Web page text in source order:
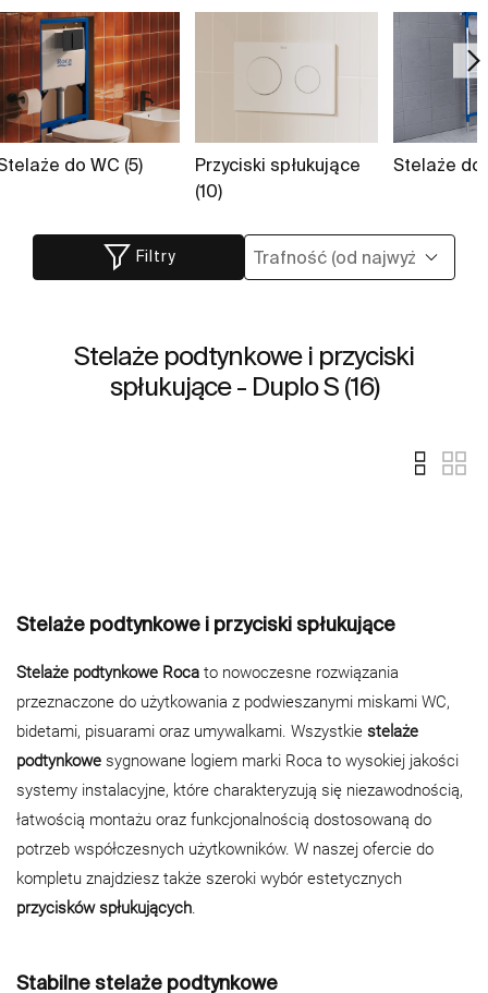
do WC (5)
Przyciski spłukujące
(10)
Stelaże do
Filtry
Stelaże podtynkowe i przyciski
spłukujące - Duplo S (16)
Stelaże podtynkowe i przyciski spłukujące
Stelaże podtynkowe Roca to nowoczesne rozwiązania
przeznaczone do użytkowania z podwieszanymi miskami WC,
bidetami, pisuarami oraz umywalkami. Wszystkie stelaże
podtynkowe sygnowane logiem marki Roca to wysokiej jakości
systemy instalacyjne, które charakteryzują się niezawodnością,
łatwością montażu oraz funkcjonalnością dostosowaną do
potrzeb współczesnych użytkowników. W naszej ofercie do
kompletu znajdziesz także szeroki wybór estetycznych
przycisków spłukujących
Stabilne stelaże podtynkowe